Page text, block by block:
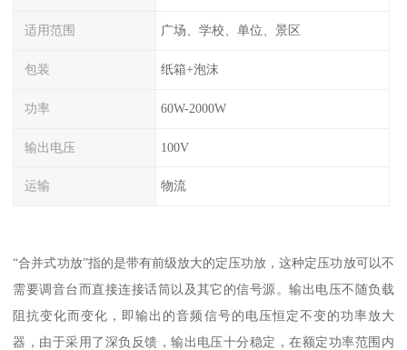
适用范围 广场、学校、单位、景区
包装 纸箱+泡沫
功率 60W-2000W
输出电压 100V
运输 物流
“合并式功放”指的是带有前级放大的定压功放，这种定压功放可以不
需要调音台而直接连接话筒以及其它的信号源。输出电压不随负载
阻抗变化而变化，即输出的音频信号的电压恒定不变的功率放大
器，由于采用了深负反馈，输出电压十分稳定，在额定功率范围内